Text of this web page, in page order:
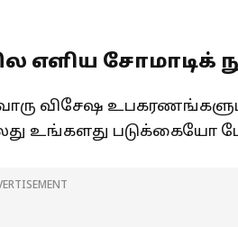
எளிய சோமாடிக்
விசேஷ
உங்களது படுக்கையோ